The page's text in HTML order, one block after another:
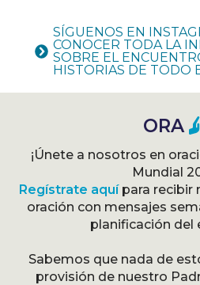
SÍGUENOS EN
CONOCER TODA LA
SOBRE EL
HISTORIAS DE TODO
ORA
¡Únete a nosotros en
Mundial
Regístrate aquípara recibir
oración con mensajes
planificación del
Sabemos que nada de
provisión de nuestro